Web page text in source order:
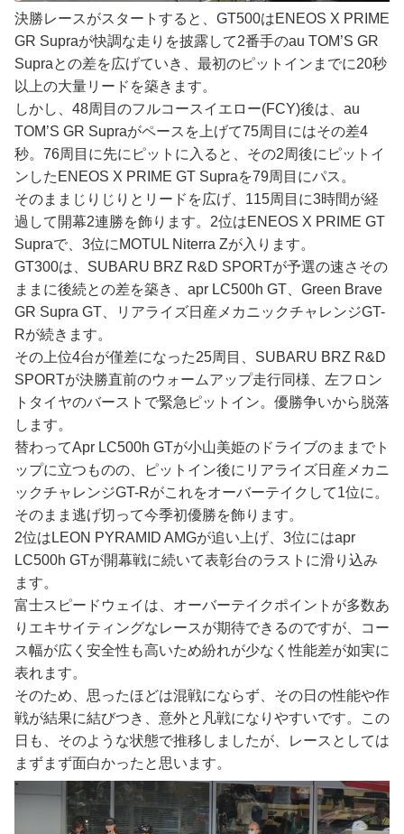
決勝レースがスタートすると、GT500はENEOS X PRIME
GR Supraが快調な走りを披露して2番手のau TOM’S GR
Supraとの差を広げていき、最初のピットインまでに20秒
以上の大量リードを築きます。
しかし、48周目のフルコースイエロー(FCY)後は、au
TOM’S GR Supraがペースを上げて75周目にはその差4
秒。76周目に先にピットに入ると、その2周後にピットイ
ンしたENEOS X PRIME GT Supraを79周目にパス。
そのままじりじりとリードを広げ、115周目に3時間が経
過して開幕2連勝を飾ります。2位はENEOS X PRIME GT
Supraで、3位にMOTUL Niterra Zが入ります。
GT300は、SUBARU BRZ R&D SPORTが予選の速さその
ままに後続との差を築き、apr LC500h GT、Green Brave
GR Supra GT、リアライズ日産メカニックチャレンジGT-
Rが続きます。
その上位4台が僅差になった25周目、SUBARU BRZ R&D
SPORTが決勝直前のウォームアップ走行同様、左フロン
トタイヤのバーストで緊急ピットイン。優勝争いから脱落
します。
替わってApr LC500h GTが小山美姫のドライブのままでト
ップに立つものの、ピットイン後にリアライズ日産メカニ
ックチャレンジGT-Rがこれをオーバーテイクして1位に。
そのまま逃げ切って今季初優勝を飾ります。
2位はLEON PYRAMID AMGが追い上げ、3位にはapr
LC500h GTが開幕戦に続いて表彰台のラストに滑り込み
ます。
富士スピードウェイは、オーバーテイクポイントが多数あ
りエキサイティングなレースが期待できるのですが、コー
ス幅が広く安全性も高いため紛れが少なく性能差が如実に
表れます。
そのため、思ったほどは混戦にならず、その日の性能や作
戦が結果に結びつき、意外と凡戦になりやすいです。この
日も、そのような状態で推移しましたが、レースとしては
まずまず面白かったと思います。